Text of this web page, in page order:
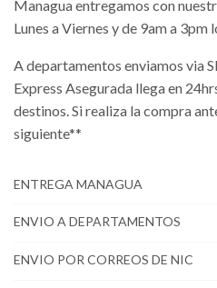
Managua entregamos con
Lunes a Viernes y de 9am a 3pm
A departamentos enviamos via
Express Asegurada llega en
destinos. Si realiza la compra
siguiente**
ENTREGA MANAGUA
ENVIO A DEPARTAMENTOS
ENVIO POR CORREOS DE NIC